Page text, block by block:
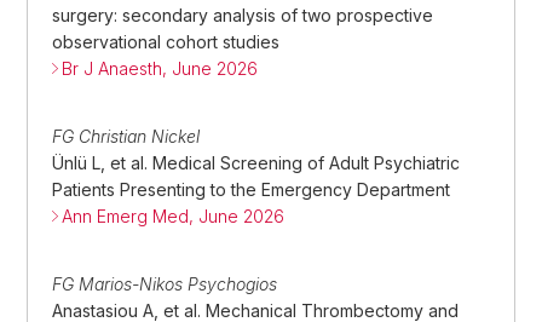
surgery: secondary analysis of two prospective
observational cohort studies
Br J Anaesth, June 2026
FG Christian Nickel
Ünlü L, et al. Medical Screening of Adult Psychiatric
Patients Presenting to the Emergency Department
Ann Emerg Med, June 2026
FG Marios-Nikos Psychogios
Anastasiou A, et al. Mechanical Thrombectomy and